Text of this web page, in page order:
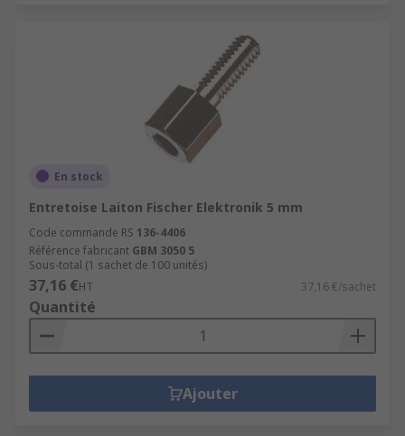
En stock
Entretoise Laiton Fischer Elektronik 5 mm
Code commande RS 136-4406
Référence fabricant GBM 3050 5
Sous-total (1 sachet de 100 unités)
37,16 €HT 37,16 €/sachet
Quantité
Ajouter